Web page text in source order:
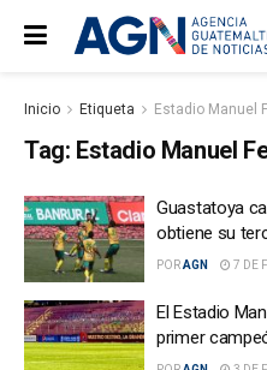
Inicio Etiqueta Estadio Manuel
Tag: Estadio Manuel
Guastatoya
obtiene su
PORAGN 7 DE
El Estadio
primer